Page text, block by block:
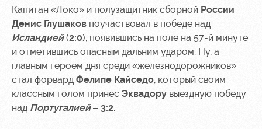
Ледовый
дворец
Занятия
Контакты
АкадемииКарта
болельщика
Парковка
Информация
для
болельщиков
Капитан «Локо» и полузащитник сборной России
Денис Глушаков поучаствовал в победе над
Исландией(2:0), появившись на поле на 57-й минуте
и отметившись опасным дальним ударом. Ну, а
главным героем дня среди «железнодорожников»
стал форвард Фелипе Кайседо, который своим
классным голом принес Эквадору выездную победу
над Португалией– 3:2.